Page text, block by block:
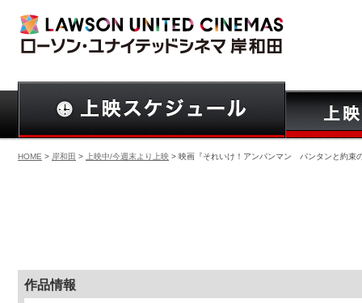
HOME > 岸和田 > 上映中/今週末より上映 > 映画『それいけ！アンパンマン パンタンと約束
作品情報